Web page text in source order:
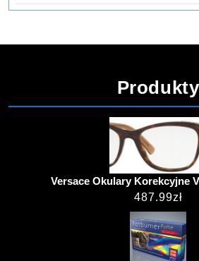
Produkty
Versace Okulary Korekcyjne
487.99zł